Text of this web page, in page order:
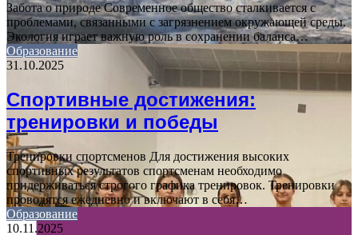
Забота о природе Современное общество сталкивается с
проблемами, связанными с загрязнением окружающей среды.
Экология играет важную роль в сохранении баланса…
Образование
31.10.2025
Спортивные достижения:
тренировки и победы
Тренировки спортсменов Для достижения высоких
спортивных результатов спортсменам необходимо
придерживаться строгого графика тренировок. Тренировки
проводятся ежедневно и включают в себя…
Образование
10.11.2025